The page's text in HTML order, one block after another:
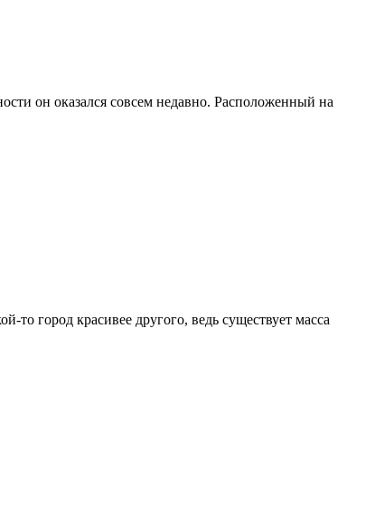
он оказался совсем недавно. Расположенный на
город красивее другого, ведь существует масса